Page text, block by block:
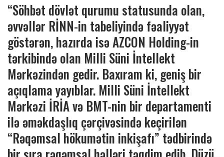
“Söhbət dövlət qurumu statusunda olan,
əvvəllər RİNN-in tabeliyində fəaliyyət
göstərən, hazırda isə AZCON Holding-in
tərkibində olan Milli Süni İntellekt
Mərkəzindən gedir. Baxıram ki, geniş bir
açıqlama yayıblar. Milli Süni İntellekt
Mərkəzi İRİA və BMT-nin bir departamenti
ilə əməkdaşlıq çərçivəsində keçirilən
“Rəqəmsal hökumətin inkişafı” tədbirində